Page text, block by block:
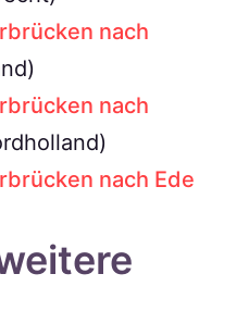
nach
nach
nach Ede